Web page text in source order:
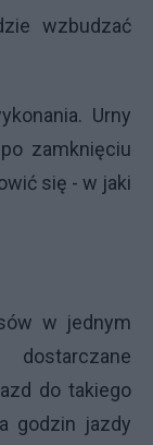
wzbudzać
Urny
zamknięciu
się - w jaki
w jednym
do takiego
godzin jazdy